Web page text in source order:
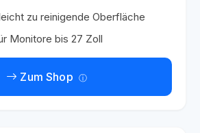
zu reinigende Oberfläche
Monitore bis 27 Zoll
Zum Shop